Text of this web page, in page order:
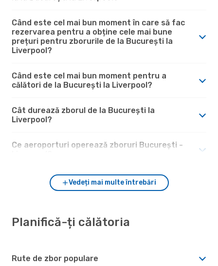
Când este cel mai bun moment în care să fac
rezervarea pentru a obține cele mai bune
prețuri pentru zborurile de la București la
Liverpool?
Când este cel mai bun moment pentru a
călători de la București la Liverpool?
Cât durează zborul de la București la
Liverpool?
Ce aeroporturi operează zboruri București -
Vedeți mai multe întrebări
Planifică-ți călătoria
Rute de zbor populare